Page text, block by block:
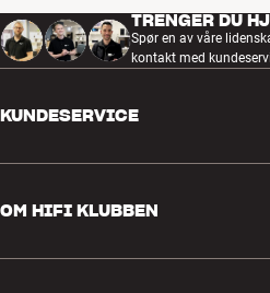
TRENGER DU
Spør en av våre
kontakt med
KUNDESERVICE
Retur og reklamasjon
OM HIFI KLUBBEN